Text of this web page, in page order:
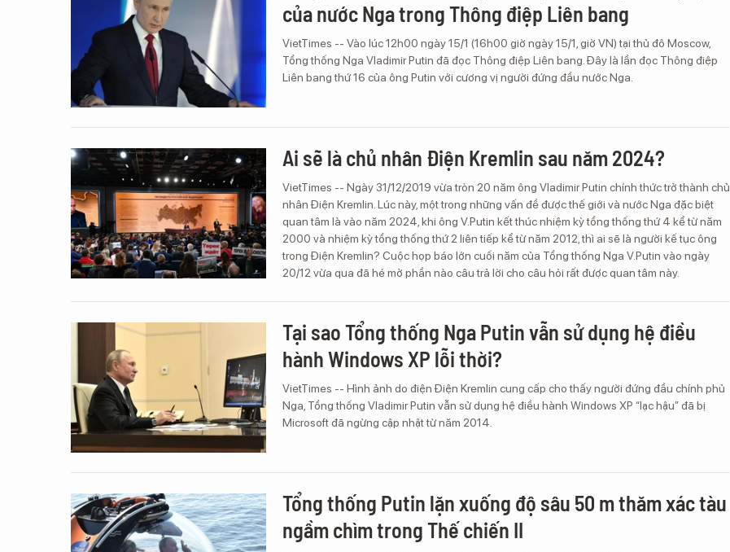
của nước Nga trong Thông điệp Liên bang
VietTimes -- Vào lúc 12h00 ngày 15/1 (16h00 giờ ngày 15/1, giờ VN) tại thủ đô Moscow,
Tổng thống Nga Vladimir Putin đã đọc Thông điệp Liên bang. Đây là lần đọc Thông điệp
Liên bang thứ 16 của ông Putin với cương vị người đứng đầu nước Nga.
Ai sẽ là chủ nhân Điện Kremlin sau năm 2024?
VietTimes -- Ngày 31/12/2019 vừa tròn 20 năm ông Vladimir Putin chính thức trở thành chủ
nhân Điện Kremlin. Lúc này, một trong những vấn đề được thế giới và nước Nga đặc biệt
quan tâm là vào năm 2024, khi ông V.Putin kết thúc nhiệm kỳ tổng thống thứ 4 kể từ năm
2000 và nhiệm kỳ tổng thống thứ 2 liên tiếp kể từ năm 2012, thì ai sẽ là người kế tục ông
trong Điện Kremlin? Cuộc họp báo lớn cuối năm của Tổng thống Nga V.Putin vào ngày
20/12 vừa qua đã hé mở phần nào câu trả lời cho câu hỏi rất được quan tâm này.
Tại sao Tổng thống Nga Putin vẫn sử dụng hệ điều
hành Windows XP lỗi thời?
VietTimes -- Hình ảnh do điện Điện Kremlin cung cấp cho thấy người đứng đầu chính phủ
Nga, Tổng thống Vladimir Putin vẫn sử dụng hệ điều hành Windows XP “lạc hậu” đã bị
Microsoft đã ngừng cập nhật từ năm 2014.
Tổng thống Putin lặn xuống độ sâu 50 m thăm xác tàu
ngầm chìm trong Thế chiến II